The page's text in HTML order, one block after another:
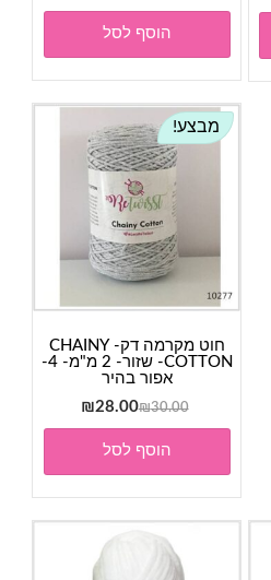
הוסף לסל
מבצע!
חוט מקרמה דק- CHAINY
COTTON- שזור- 2 מ"מ- 4-
אפור בהיר
₪30.00
המחיר
המקורי
היה:
₪30.00.
₪28.00
הנוכחי
₪28.00.
הוסף לסל